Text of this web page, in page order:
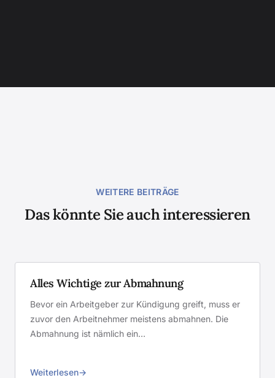
WEITERE BEITRÄGE
Das könnte Sie auch interessieren
Alles Wichtige zur Abmahnung
Bevor ein Arbeitgeber zur Kündigung greift, muss er
zuvor den Arbeitnehmer meistens abmahnen. Die
Abmahnung ist nämlich ein…
Weiterlesen